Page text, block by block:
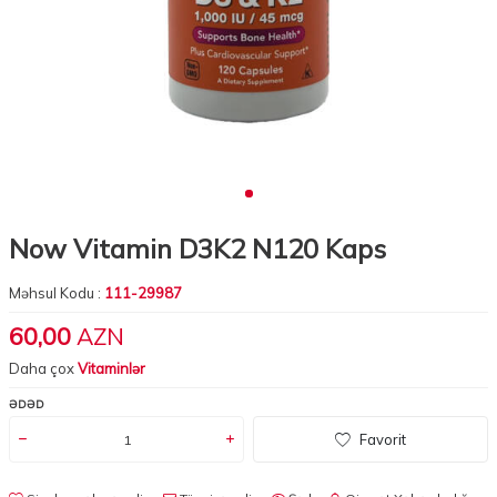
Now Vitamin D3K2 N120 Kaps
Məhsul Kodu : 111-29987
60,00 AZN
Daha çoxVitaminlər
ƏDƏD
Favorit